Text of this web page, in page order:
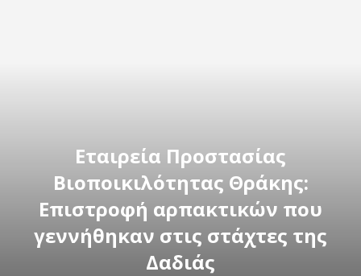
Εταιρεία Προστασίας
Βιοποικιλότητας Θράκης:
Επιστροφή αρπακτικών που
γεννήθηκαν στις στάχτες της
Δαδιάς